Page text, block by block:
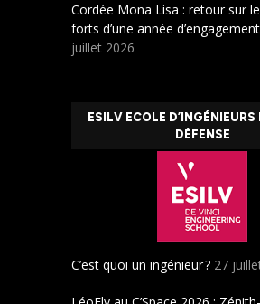
Cordée Mona Lisa : retour sur
forts d’une année
juillet 2026
ESILV ECOLE
DÉFENSE
C’est quoi un ingénieur ? 27